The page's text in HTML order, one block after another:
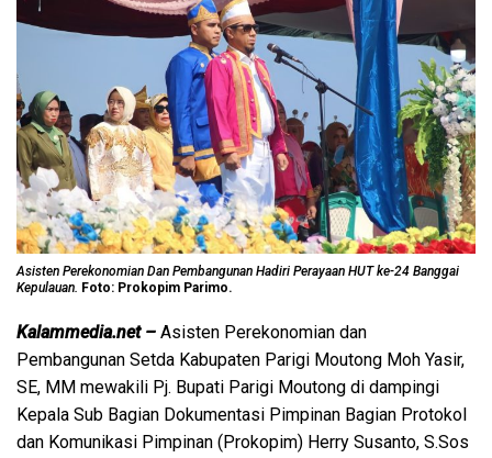
Asisten Perekonomian Dan Pembangunan Hadiri Perayaan HUT ke-24 Banggai
Kepulauan. Foto: Prokopim Parimo.
Kalammedia.net – Asisten Perekonomian dan
Pembangunan Setda Kabupaten Parigi Moutong Moh Yasir,
SE, MM mewakili Pj. Bupati Parigi Moutong di dampingi
Kepala Sub Bagian Dokumentasi Pimpinan Bagian Protokol
dan Komunikasi Pimpinan (Prokopim) Herry Susanto, S.Sos